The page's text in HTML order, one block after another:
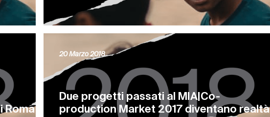
Roma
Due progetti passati al MIA|Co-
production Market 2017 diventano realtà
20 Marzo 2018